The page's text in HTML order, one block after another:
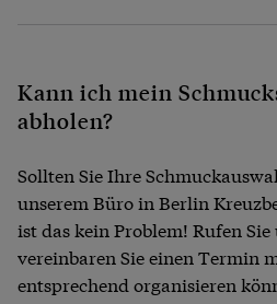
Kann ich mein
abholen?
Sollten Sie Ihre
unserem Büro in Berlin
ist das kein Problem! Rufen
vereinbaren Sie einen Termin
entsprechend organisieren